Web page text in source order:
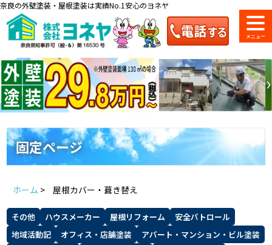
奈良の外壁塗装・屋根塗装は実績No.1安心のヨネヤ
料金一覧 会社案内 ショールーム
のご紹介
お問い合わせ
地域の事例がいっぱい
ヨネヤの施工実績
固定ページ
ホーム > 屋根カバー・葺き替え
その他 ハウスメーカー 屋根リフォーム
安全パトロール
地域活動記
オフィス・店舗塗装
アパート・マンション・ビル塗装